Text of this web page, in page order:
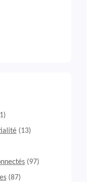
(13)
(97)
(87)